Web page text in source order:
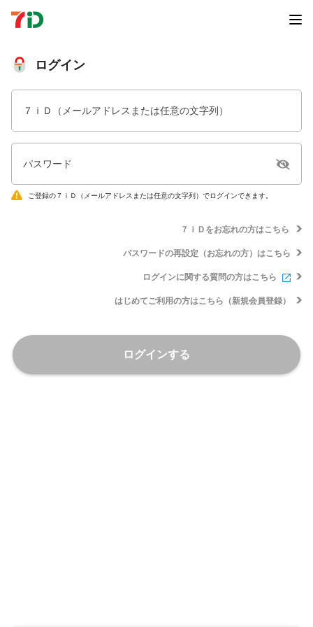
ログイン
７ｉＤ（メールアドレスまたは任意の文字列）
パスワード
ご登録の７ｉＤ（メールアドレスまたは任意の文字列）でログインできます。
７ｉＤをお忘れの方はこちら
パスワードの再設定（お忘れの方）はこちら
ログインに関する質問の方はこちら
はじめてご利用の方はこちら（新規会員登録）
ログインする